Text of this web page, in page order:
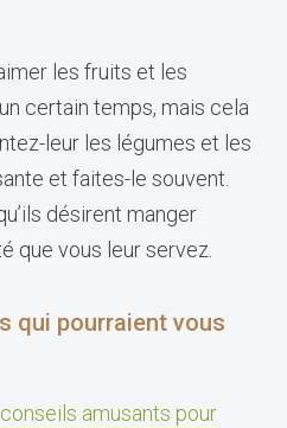
les fruits et les
certain temps, mais cela
leur les légumes et les
et faites-le souvent.
désirent manger
que vous leur servez.
qui pourraient vous
amusants pour